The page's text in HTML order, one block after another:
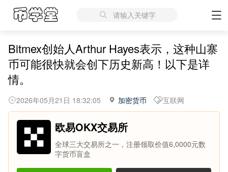
请输入关键字
Bitmex创始人Arthur Hayes表示，这种山寨
币可能很快就会创下历史新高！以下是详
情。
2026年05月21日 18:32:05 加密货币 互联网
欧易OKX交易所
全球三大交易所之一，注册领取价值6,0000元数
字货币盲盒